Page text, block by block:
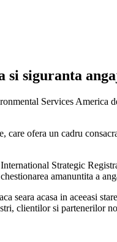
si siguranta
Services America
ofera un cadru
Strategic
amanuntita a
seara acasa in aceeasi
clientilor si partenerilor